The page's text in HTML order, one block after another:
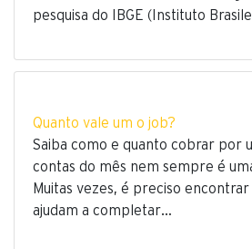
pesquisa do IBGE (Instituto
Quanto vale um o job?
Saiba como e quanto cobrar por
contas do mês nem sempre é
Muitas vezes, é preciso
ajudam a completar…